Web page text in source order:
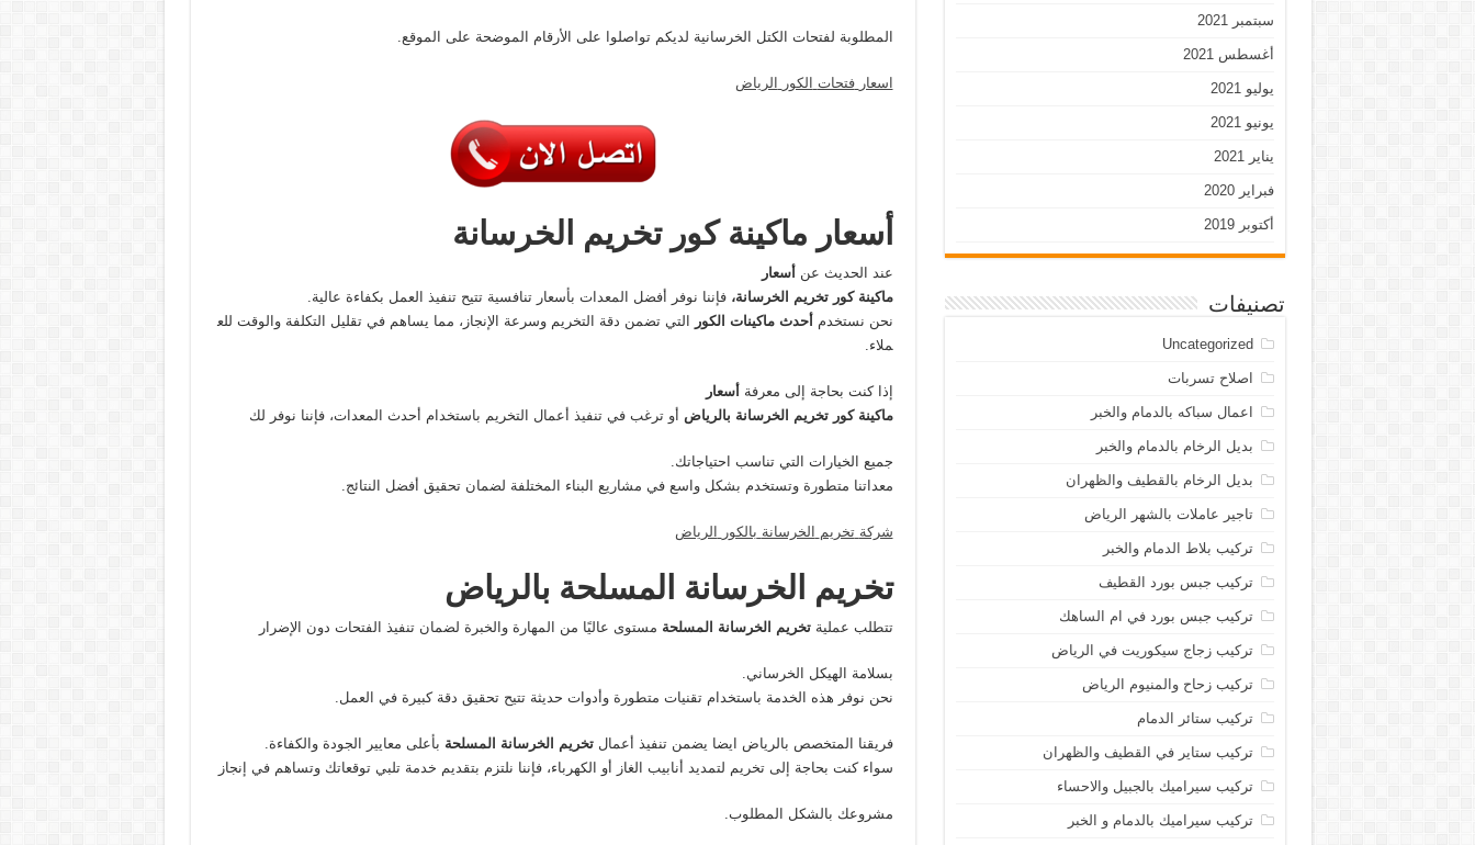
المطلوبة لفتحات الكتل الخرسانية لديكم تواصلوا على الأرقام الموضحة على الموقع.
اسعار فتحات الكور الرياض
أسعار ماكينة كور تخريم الخرسانة
عند الحديث عن أسعار
ماكينة كور تخريم الخرسانة، فإننا نوفر أفضل المعدات بأسعار تنافسية تتيح تنفيذ العمل بكفاءة عالية.
نحن نستخدم أحدث ماكينات الكور
التي تضمن دقة التخريم وسرعة الإنجاز، مما يساهم في تقليل التكلفة والوقت للع
ملاء.
إذا كنت بحاجة إلى معرفة أسعار
ماكينة كور تخريم الخرسانة بالرياض أو ترغب في تنفيذ أعمال التخريم باستخدام أحدث المعدات، فإننا نوفر لك
جميع الخيارات التي تناسب احتياجاتك.
معداتنا متطورة وتستخدم بشكل واسع في مشاريع البناء المختلفة لضمان تحقيق أفضل النتائج.
شركة تخريم الخرسانة بالكور الرياض
تخريم الخرسانة المسلحة بالرياض
تتطلب عمليةتخريم الخرسانة المسلحة مستوى عاليًا من المهارة والخبرة لضمان تنفيذ الفتحات دون الإضرار
بسلامة الهيكل الخرساني.
نحن نوفر هذه الخدمة باستخدام تقنيات متطورة وأدوات حديثة تتيح تحقيق دقة كبيرة في العمل.
فريقنا المتخصص بالرياض ايضا يضمن تنفيذ أعمالتخريم الخرسانة المسلحة بأعلى معايير الجودة والكفاءة.
سواء كنت بحاجة إلى تخريم لتمديد أنابيب الغاز أو الكهرباء، فإننا نلتزم بتقديم خدمة تلبي توقعاتك وتساهم في إنجاز
مشروعك بالشكل المطلوب.
سبتمبر 2021
أغسطس 2021
يوليو 2021
يونيو 2021
يناير 2021
فبراير 2020
أكتوبر 2019
تصنيفات
Uncategorized
اصلاح تسربات
اعمال سباكه بالدمام والخبر
بديل الرخام بالدمام والخبر
بديل الرخام بالقطيف والظهران
تاجير عاملات بالشهر الرياض
تركيب بلاط الدمام والخبر
تركيب جبس بورد القطيف
تركيب جبس بورد في ام الساهك
تركيب زجاج سيكوريت في الرياض
تركيب زحاح والمنيوم الرياض
تركيب ستائر الدمام
تركيب ستاير في القطيف والظهران
تركيب سيراميك بالجبيل والاحساء
تركيب سيراميك بالدمام و الخبر